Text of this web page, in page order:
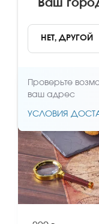
Ваш
НЕТ, ДРУГОЙ
Проверьте
ваш адрес
УСЛОВИЯ
Комбо